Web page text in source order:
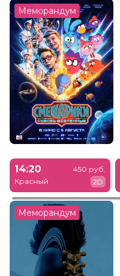
Меморандум
14:20
Красный
450 руб.
2D
Меморандум